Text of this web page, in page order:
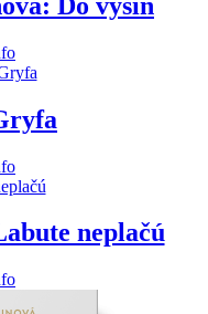
neplačú